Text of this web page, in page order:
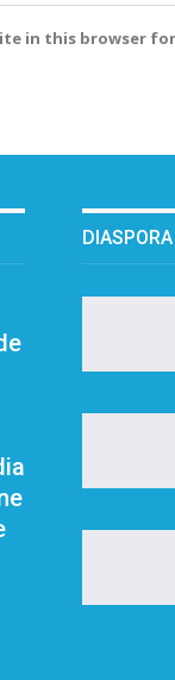
in this browser
DIASPORA